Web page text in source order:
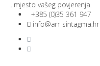
...mjesto vašeg povjerenja.
+385 (0)35 361 947
info@arr-sintagma.hr